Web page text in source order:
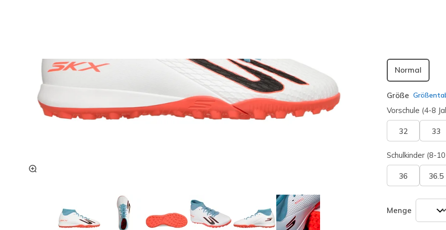
Normal
Größe
Vorschule (4-8
32 33
Schulkinder (8-
36 36.5
Menge